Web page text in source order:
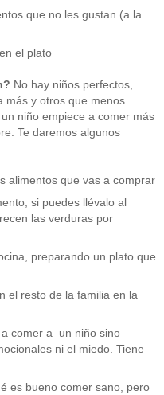
que no les gustan (a la
el plato
No hay niños perfectos,
más y otros que menos.
niño empiece a comer más
Te daremos algunos
alimentos que vas a comprar
si puedes llévalo al
las verduras por
preparando un plato que
el resto de la familia en la
comer a un niño sino
ni el miedo. Tiene
es bueno comer sano, pero